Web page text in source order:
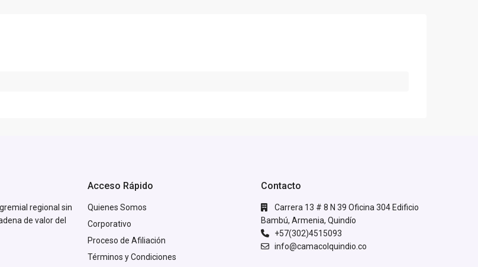
regional sin
de valor del
Acceso Rápido
Quienes Somos
Corporativo
Proceso de Afiliación
Términos y Condiciones
Contacto
Carrera 13 # 8 N 39 Oficina 304 Edificio
Bambú, Armenia, Quindío
+57(302)4515093
info@camacolquindio.co